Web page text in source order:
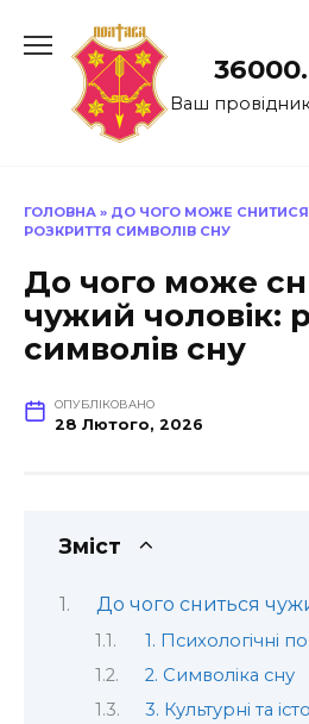
до
Ваш
ГОЛОВНА » ДО ЧОГО МОЖЕ
РОЗКРИТТЯ СИМВОЛІВ СНУ
До чого може
чужий чоловік:
символів сну
ОПУБЛІКОВАНО
28 Лютого, 2026
Зміст
До чого сниться
1. Психологічні
2. Символіка сну
3. Культурні та